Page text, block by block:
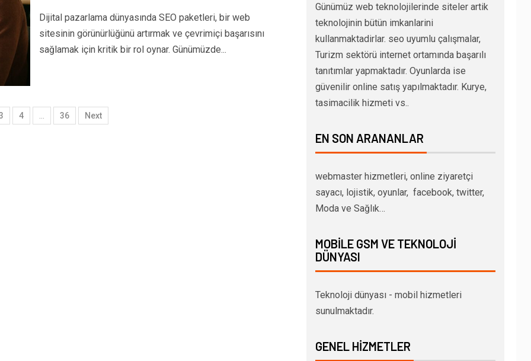
Dijital pazarlama dünyasında SEO paketleri, bir web
sitesinin görünürlüğünü artırmak ve çevrimiçi başarısını
sağlamak için kritik bir rol oynar. Günümüzde...
4 36 Next
Günümüz web teknolojilerinde siteler artik
teknolojinin bütün imkanlarini
kullanmaktadirlar. seo uyumlu çalışmalar,
Turizm sektörü internet ortamında başarılı
tanıtımlar yapmaktadır. Oyunlarda ise
güvenilir online satış yapılmaktadır. Kurye,
tasimacilik hizmeti vs..
EN SON ARANANLAR
webmaster hizmetleri, online ziyaretçi
sayacı, lojistik, oyunlar, facebook, twitter,
Moda ve Sağlık…
MOBILE GSM VE TEKNOLOJI
DÜNYASI
Teknoloji dünyası - mobil hizmetleri
sunulmaktadır.
GENEL HIZMETLER